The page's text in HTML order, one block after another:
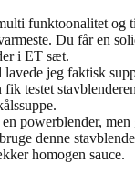
funktoonalitet og
Du får en
i ET sæt.
jeg faktisk
testet
powerblender, men
denne
homogen sauce.